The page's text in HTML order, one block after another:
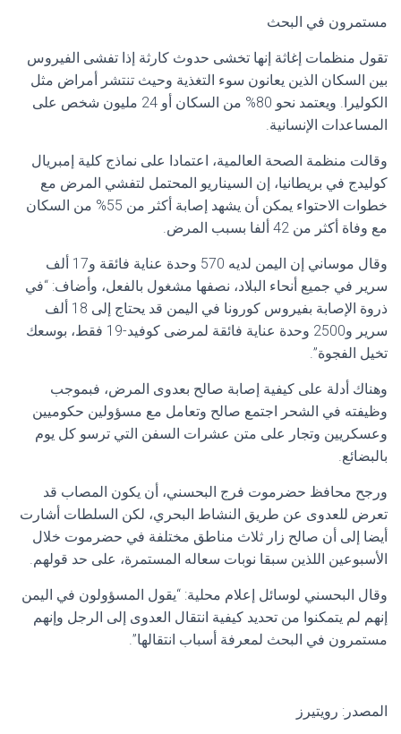
مستمرون في البحث
تقول منظمات إغاثة إنها تخشى حدوث كارثة إذا تفشى الفيروس
بين السكان الذين يعانون سوء التغذية وحيث تنتشر أمراض مثل
الكوليرا. ويعتمد نحو 80% من السكان أو 24 مليون شخص على
المساعدات الإنسانية.
وقالت منظمة الصحة العالمية، اعتمادا على نماذج كلية إمبريال
كوليدج في بريطانيا، إن السيناريو المحتمل لتفشي المرض مع
خطوات الاحتواء يمكن أن يشهد إصابة أكثر من 55% من السكان
مع وفاة أكثر من 42 ألفا بسبب المرض.
وقال موساني إن اليمن لديه 570 وحدة عناية فائقة و17 ألف
سرير في جميع أنحاء البلاد، نصفها مشغول بالفعل، وأضاف: “في
ذروة الإصابة بفيروس كورونا في اليمن قد يحتاج إلى 18 ألف
سرير و2500 وحدة عناية فائقة لمرضى كوفيد-19 فقط، بوسعك
تخيل الفجوة”.
وهناك أدلة على كيفية إصابة صالح بعدوى المرض، فبموجب
وظيفته في الشحر اجتمع صالح وتعامل مع مسؤولين حكوميين
وعسكريين وتجار على متن عشرات السفن التي ترسو كل يوم
بالبضائع.
ورجح محافظ حضرموت فرج البحسني، أن يكون المصاب قد
تعرض للعدوى عن طريق النشاط البحري، لكن السلطات أشارت
أيضا إلى أن صالح زار ثلاث مناطق مختلفة في حضرموت خلال
الأسبوعين اللذين سبقا نوبات سعاله المستمرة، على حد قولهم.
وقال البحسني لوسائل إعلام محلية: “يقول المسؤولون في اليمن
إنهم لم يتمكنوا من تحديد كيفية انتقال العدوى إلى الرجل وإنهم
مستمرون في البحث لمعرفة أسباب انتقالها”.
المصدر: رويتيرز